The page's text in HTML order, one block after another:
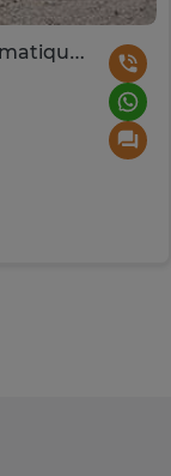
Mitchibichi outlander essence automatique 7 places